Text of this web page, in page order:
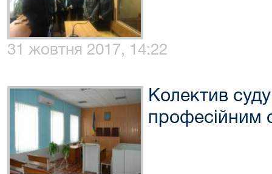
31 жовтня 2017, 14:22
Колектив
професійним